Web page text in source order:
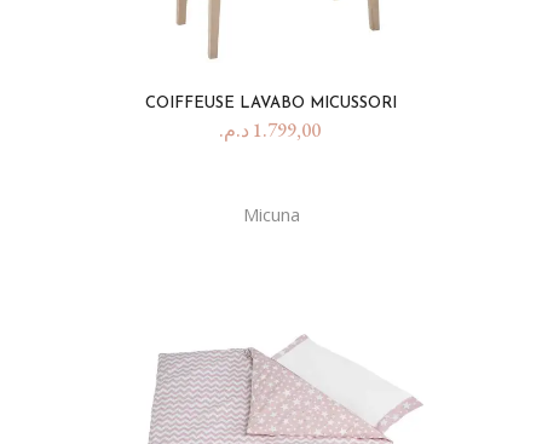
COIFFEUSE LAVABO MICUSSORI
1.799,00 د.م.
Micuna